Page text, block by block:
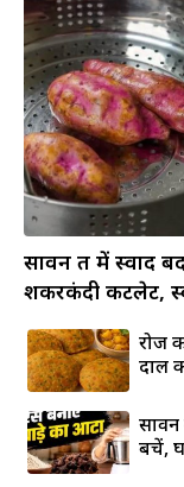
सावन व्रत में
शकरकंदी कटलेट,
रोज
दाल
सावन
बचें,